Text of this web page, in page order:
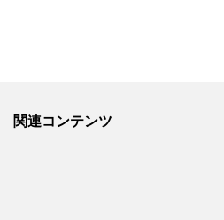
関連コンテンツ